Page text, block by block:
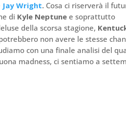
Jay Wright. Cosa ci riserverà il
di Kyle Neptune e soprattutto
della scorsa stagione,
non avere le stesse
con una finale analisi del
madness, ci sentiamo a